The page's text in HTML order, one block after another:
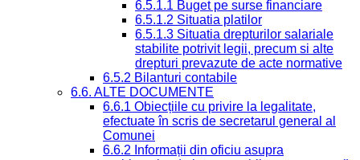
6.5.1.1 Buget pe surse financiare
6.5.1.2 Situatia platilor
6.5.1.3 Situatia drepturilor salariale
stabilite potrivit legii, precum si alte
drepturi prevazute de acte normative
6.5.2 Bilanturi contabile
6.6. ALTE DOCUMENTE
6.6.1 Obiecțiile cu privire la legalitate,
efectuate în scris de secretarul general al
Comunei
6.6.2 Informații din oficiu asupra